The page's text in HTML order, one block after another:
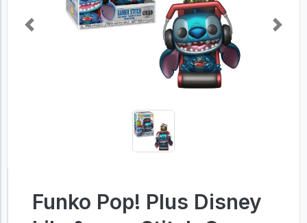
Previous Next
Funko Pop! Plus Disney